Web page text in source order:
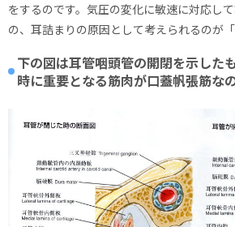
をするのです。気圧の変化に敏速に対応し
の、耳詰まりの原因として考えられるのが「
下の図は耳管咽頭管の開閉を示した
時に重要となる筋肉が口蓋帆張筋なの